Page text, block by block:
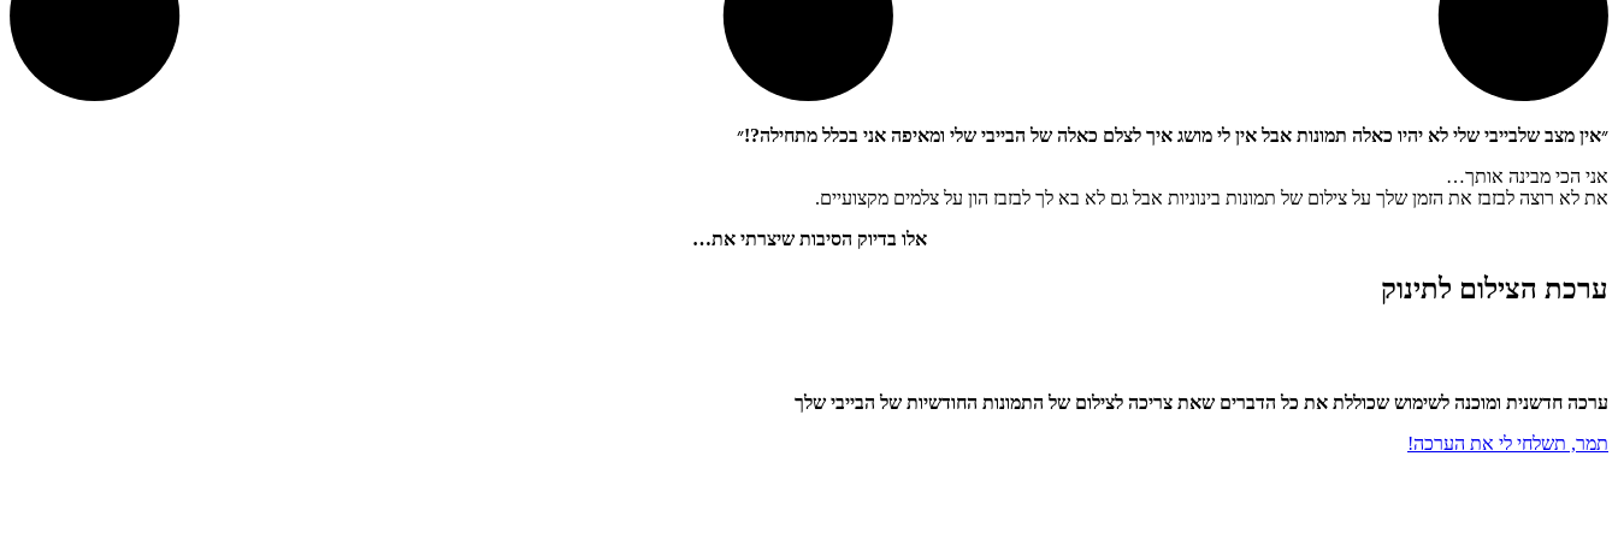
״אין מצב שלבייבי שלי לא יהיו כאלה תמונות אבל אין לי מושג איך לצלם כאלה של הבייבי שלי ומאיפה אני בכלל מתחילה?!״
אני הכי מבינה אותך…
את לא רוצה לבזבז את הזמן שלך על צילום של תמונות בינוניות אבל גם לא בא לך לבזבז הון על צלמים מקצועיים.
אלו בדיוק הסיבות שיצרתי את…
ערכת הצילום לתינוק
ערכה חדשנית ומוכנה לשימוש שכוללת את כל הדברים שאת צריכה לצילום של התמונות החודשיות של הבייבי שלך
תמר, תשלחי לי את הערכה!